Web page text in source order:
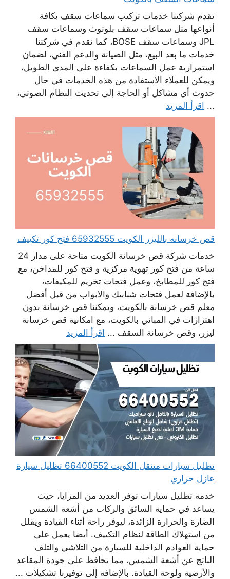
تقدم شركتنا خدمات تركيب سماعات سقف بكافة
أنواعها مثل سماعات سقف بلوتوث وسماعات سقف
JPL وسماعات سقف BOSE، كما نقدم في شركتنا
خدمات ما بعد البيع، مثل الصيانة والدعم الفني، لضمان
استمرارية عمل السماعات بكفاءة على المدى الطويل،
ويمكن للعملاء الاستفادة من هذه الخدمات في حال
حدوث أي مشاكل أو الحاجة إلى تحديث النظام الصوتي،
... اقرأ المزيد
قص خرسانه بالليزر الكويت 65932555 فتح كور تكييف
خدمات شركة قص خرسانة الكويت متاحة على مدار 24
ساعة من فتح كور تهوية مركزية و فتح كور للمداخن، مع
فتح كور للمطابخ، وعمل فتحات تخريم للمكيفات،
بالإضافة لعمل فتحات شبابيك والابواب من قبل أفضل
معلم قص خرسانة بالكويت، ويمكننا قص خرسانة بدون
اهتزازات في المباني بالكويت، مع امكانية قص خرسانة
ليزر، وقص خرسانة السقف ... اقرأ المزيد
تظليل سيارات متنقل الكويت 66400552 تظليل سيارة
عازل حراري
خدمة تظليل سيارات توفر العديد من المزايا، حيث
يساعد في حماية السائق والركاب من أشعة الشمس
الضارة والحرارة الزائدة، ليوفر راحة أثناء القيادة ويقلل
من استهلاك الطاقة لنظام التكييف. أيضا يعمل على
حماية العوادم الداخلية للسيارة من التلاشي والتلف
الناتج عن أشعة الشمس، مما يحافظ على جودة المقاعد
والأرضية ولوحة القيادة. بالإضافة إلى توفيرنا تشكيلات ...